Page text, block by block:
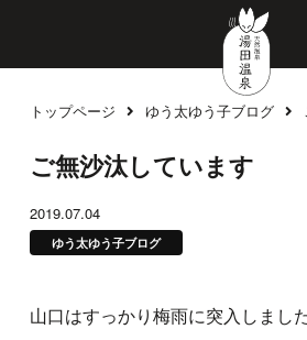
トップページ ゆう太ゆう子ブログ
ブログ
ご無沙汰しています
2019.07.04
ゆう太ゆう子ブログ
山口はすっかり梅雨に突入しまし